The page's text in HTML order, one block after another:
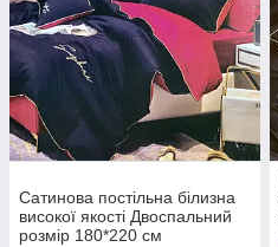
Сатинова постільна білизна
високої якості Двоспальний
розмір 180*220 см